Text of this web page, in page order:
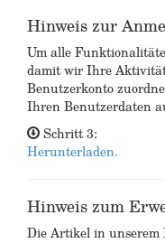
Hinweis zur
Um alle
damit wir Ihre
Benutzerkonto
Ihren Benutzerdaten
Schritt 3:
Herunterladen.
Hinweis zum
Die Artikel in unserem